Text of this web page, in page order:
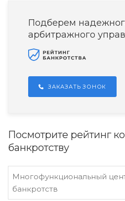
Подберем
арбитражного
ЗАКАЗАТЬ ЗОНОК
Посмотрите рейтинг
банкротству
Многофункциональный
банкротств